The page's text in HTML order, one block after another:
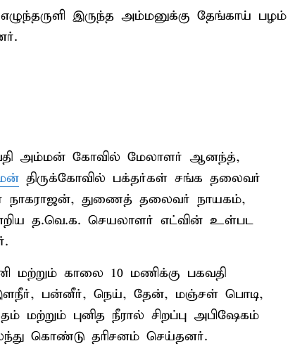
இருந்த அம்மனுக்கு தேங்காய் பழம்
அம்மன் கோவில் மேலாளர் ஆனந்த்,
திருக்கோவில் பக்தர்கள் சங்க தலைவர்
நாகராஜன், துணைத் தலைவர் நாயகம்,
த.வெ.க. செயலாளர் எட்வின் உள்பட
மற்றும் காலை 10 மணிக்கு பகவதி
பன்னீர், நெய், தேன், மஞ்சள் பொடி,
மற்றும் புனித நீரால் சிறப்பு அபிஷேகம்
கொண்டு தரிசனம் செய்தனர்.